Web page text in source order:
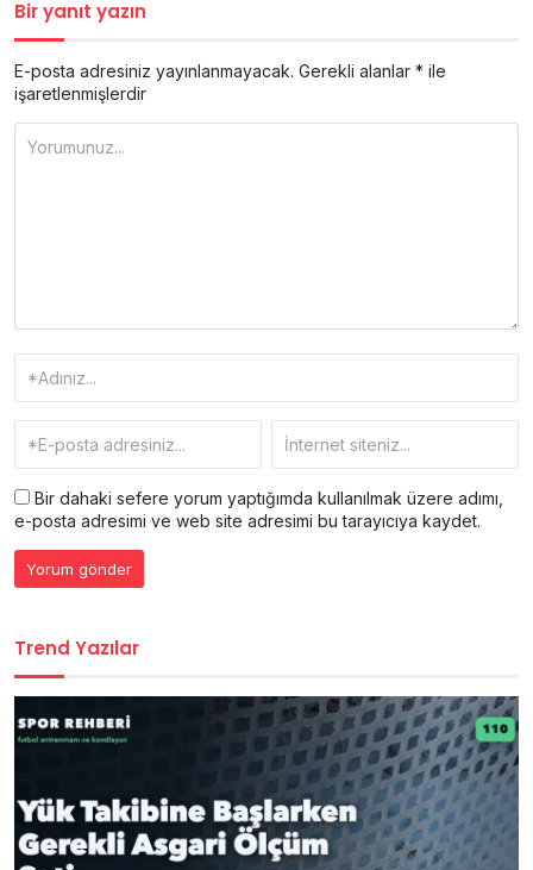
Bir yanıt yazın
E-posta adresiniz yayınlanmayacak. Gerekli alanlar * ile
işaretlenmişlerdir
Bir dahaki sefere yorum yaptığımda kullanılmak üzere adımı,
e-posta adresimi ve web site adresimi bu tarayıcıya kaydet.
Trend Yazılar